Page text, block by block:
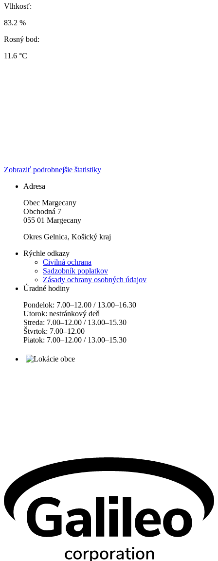
Vlhkosť:
83.2 %
Rosný bod:
11.6 °C
Zobraziť podrobnejšie štatistiky
Adresa
Obec Margecany
Obchodná 7
055 01 Margecany
Okres Gelnica, Košický kraj
Rýchle odkazy
Civilná ochrana
Sadzobník poplatkov
Zásady ochrany osobných údajov
Úradné hodiny
Pondelok: 7.00–12.00 / 13.00–16.30
Utorok: nestránkový deň
Streda: 7.00–12.00 / 13.00–15.30
Štvrtok: 7.00–12.00
Piatok: 7.00–12.00 / 13.00–15.30